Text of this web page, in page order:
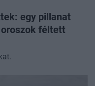
egy pillanat
féltett